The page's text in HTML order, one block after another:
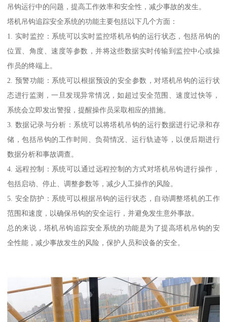
吊钩运行中的问题，提高工作效率和安全性，减少事故的发生。
塔机吊钩追踪安全系统的功能主要包括以下几个方面：
1. 实时监控：系统可以实时监控塔机吊钩的运行状态，包括吊钩的
位置、角度、速度等参数，并将这些数据实时传输到监控中心或操
作员的终端上。
2. 预警功能：系统可以根据预设的安全参数，对塔机吊钩的运行状
态进行监测，一旦发现异常情况，如超过安全范围、速度过快等，
系统会立即发出警报，提醒操作员采取相应的措施。
3. 数据记录与分析：系统可以将塔机吊钩的运行数据进行记录和存
储，包括吊钩的工作时间、负荷情况、运行轨迹等，以便后期进行
数据分析和事故调查。
4. 远程控制：系统可以通过远程控制的方式对塔机吊钩进行操作，
包括启动、停止、调整参数等，减少人工操作的风险。
5. 安全防护：系统可以根据吊钩的运行状态，自动调整塔机的工作
范围和速度，以确保吊钩的安全运行，并避免发生意外事故。
总的来说，塔机吊钩追踪安全系统的功能是为了提高塔机吊钩的安
全性能，减少事故发生的风险，保护人员和设备的安全。